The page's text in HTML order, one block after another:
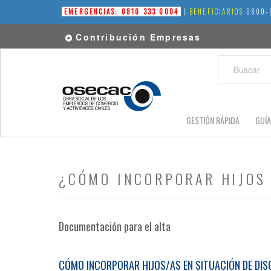
Contribución Empresas
EMERGENCIAS: 0810 333 0004 | BENEFICIARIOS:0800-
GESTIÓN RÁPIDA
¿CÓMO INCORPORAR
Documentación para el alta
CÓMO INCORPORAR HIJOS/AS EN SITUACIÓN DE